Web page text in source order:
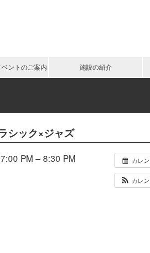
ントのご案内 施設の紹介
シック×ジャズ
カレ
カレ
PM – 8:30 PM